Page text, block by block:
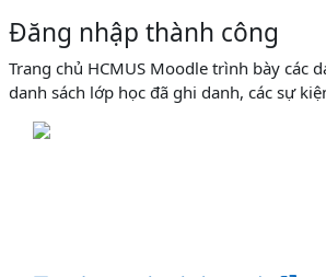
Đăng nhập thành công
Trang chủ HCMUS Moodle trình bày các
danh sách lớp học đã ghi danh, các sự